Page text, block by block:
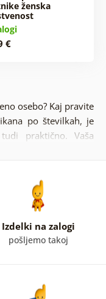
ženska
€
osebo? Kaj pravite
po številkah, je
praktično. Vaša
in si nabrala
nekaj po svojem
namreč našli nežne,
žensk, ali pa slike s
prostega časa,
Izdelki na zalogi
pošljemo takoj